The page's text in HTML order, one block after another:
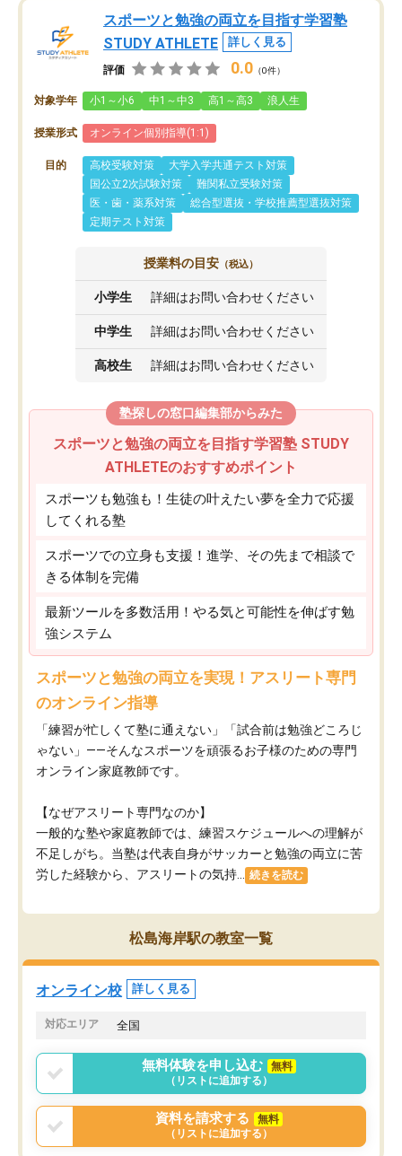
スポーツと勉強の両立を目指す学習塾
STUDY ATHLETE
詳しく見る
評価 0.0 （0件）
対象学年 小1～小6 中1～中3 高1～高3 浪人生
授業形式 オンライン個別指導(1:1)
目的 高校受験対策
大学入学共通テスト対策
国公立2次試験対策
難関私立受験対策
医・歯・薬系対策
総合型選抜・学校推薦型選抜対策
定期テスト対策
授業料の目安 （税込）
小学生 詳細はお問い合わせください
中学生 詳細はお問い合わせください
高校生 詳細はお問い合わせください
塾探しの窓口編集部からみた
スポーツと勉強の両立を目指す学習塾 STUDY
ATHLETEのおすすめポイント
スポーツも勉強も！生徒の叶えたい夢を全力で応援
してくれる塾
スポーツでの立身も支援！進学、その先まで相談で
きる体制を完備
最新ツールを多数活用！やる気と可能性を伸ばす勉
強システム
スポーツと勉強の両立を実現！アスリート専門
のオンライン指導
「練習が忙しくて塾に通えない」「試合前は勉強どころじ
ゃない」——そんなスポーツを頑張るお子様のための専門
オンライン家庭教師です。
【なぜアスリート専門なのか】
一般的な塾や家庭教師では、練習スケジュールへの理解が
不足しがち。当塾は代表自身がサッカーと勉強の両立に苦
労した経験から、アスリートの気持...
続きを読む
松島海岸駅の教室一覧
オンライン校 詳しく見る
対応エリア 全国
無料体験を申し込む
無料
（リストに追加する）
資料を請求する
無料
（リストに追加する）